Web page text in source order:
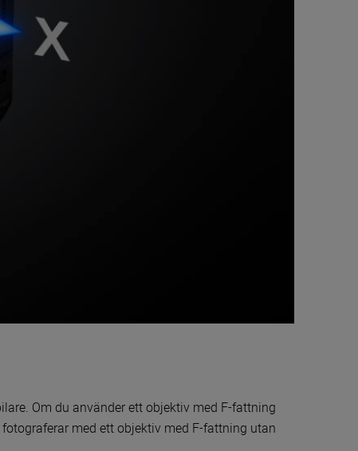
Om du använder ett objektiv med F-fattning
med ett objektiv med F-fattning utan